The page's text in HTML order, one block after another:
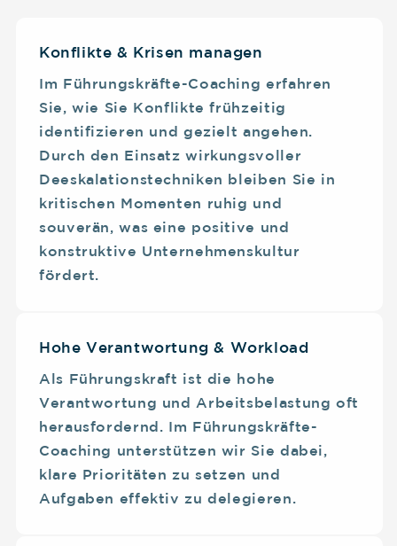
Konflikte & Krisen managen
Im Führungskräfte-Coaching erfahren
Sie, wie Sie Konflikte frühzeitig
identifizieren und gezielt angehen.
Durch den Einsatz wirkungsvoller
Deeskalationstechniken bleiben Sie in
kritischen Momenten ruhig und
souverän, was eine positive und
konstruktive Unternehmenskultur
fördert.
Hohe Verantwortung & Workload
Als Führungskraft ist die hohe
Verantwortung und Arbeitsbelastung oft
herausfordernd. Im Führungskräfte-
Coaching unterstützen wir Sie dabei,
klare Prioritäten zu setzen und
Aufgaben effektiv zu delegieren.